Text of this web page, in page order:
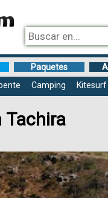
Paquetes
Camping Kitesurf
Tachira